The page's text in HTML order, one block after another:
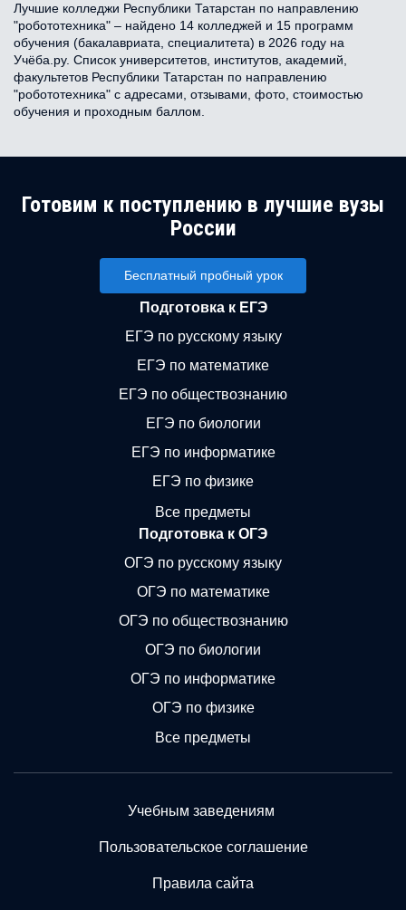
Лучшие колледжи Республики Татарстан по направлению
"робототехника" – найдено 14 колледжей и 15 программ
обучения (бакалавриата, специалитета) в 2026 году на
Учёба.ру. Список университетов, институтов, академий,
факультетов Республики Татарстан по направлению
"робототехника" с адресами, отзывами, фото, стоимостью
обучения и проходным баллом.
Готовим к поступлению в лучшие вузы
России
Бесплатный пробный урок
Подготовка к ЕГЭ
ЕГЭ по русскому языку
ЕГЭ по математике
ЕГЭ по обществознанию
ЕГЭ по биологии
ЕГЭ по информатике
ЕГЭ по физике
Все предметы
Подготовка к ОГЭ
ОГЭ по русскому языку
ОГЭ по математике
ОГЭ по обществознанию
ОГЭ по биологии
ОГЭ по информатике
ОГЭ по физике
Все предметы
Учебным заведениям
Пользовательское соглашение
Правила сайта